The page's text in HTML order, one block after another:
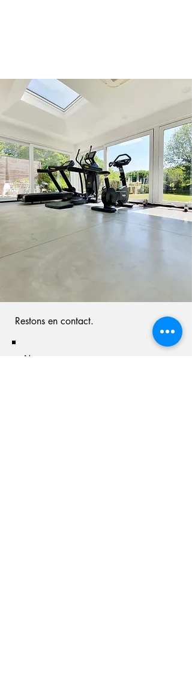
Restons en contact.
Nom